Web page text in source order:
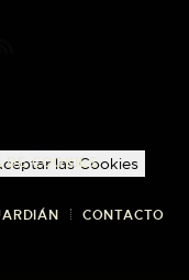
DE COOKIES
CONTACTO
las Cookies